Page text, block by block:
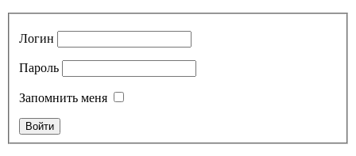
Логин
Пароль
Запомнить меня